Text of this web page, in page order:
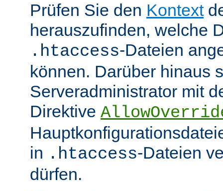
Prüfen Sie den Kontext
herauszufinden, welche
.htaccess-Dateien
können. Darüber hinaus
Serveradministrator mit
Direktive
in .htaccess-Dateien
dürfen.